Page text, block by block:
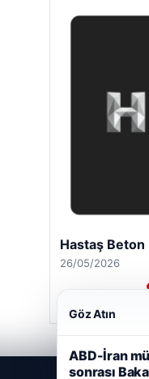
Hastaş Beton
26/05/2026
Göz Atın
ABD-İran
sonrası